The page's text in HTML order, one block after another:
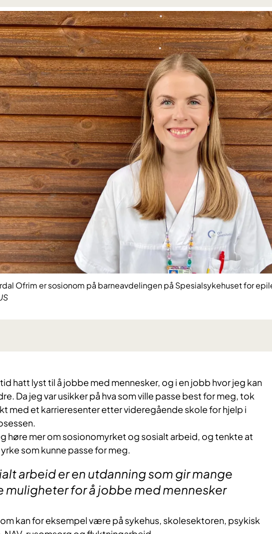
Ofrim er sosionom på barneavdelingen på Spesialsykehuset for
hatt lyst til å jobbe med mennesker, og i en jobb hvor jeg kan
Da jeg var usikker på hva som ville passe best for meg, tok
med et karrieresenter etter videregående skole for hjelp i
høre mer om sosionomyrket og sosialt arbeid, og tenkte at
som kunne passe for meg.
arbeid er en utdanning som gir mange
muligheter for å jobbe med mennesker
kan for eksempel være på sykehus, skolesektoren, psykisk